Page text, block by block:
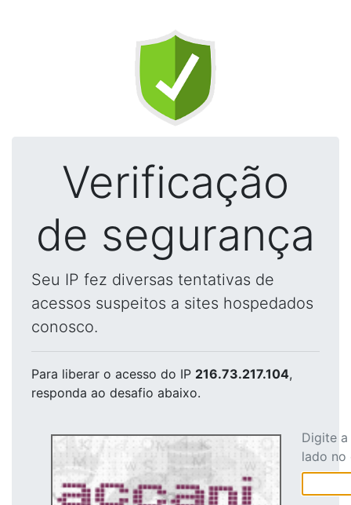
Verificação
de segurança
Seu IP fez diversas tentativas de
acessos suspeitos a sites hospedados
conosco.
Para liberar o acesso do IP 216.73.217.104,
responda ao desafio abaixo.
Digite
lado no